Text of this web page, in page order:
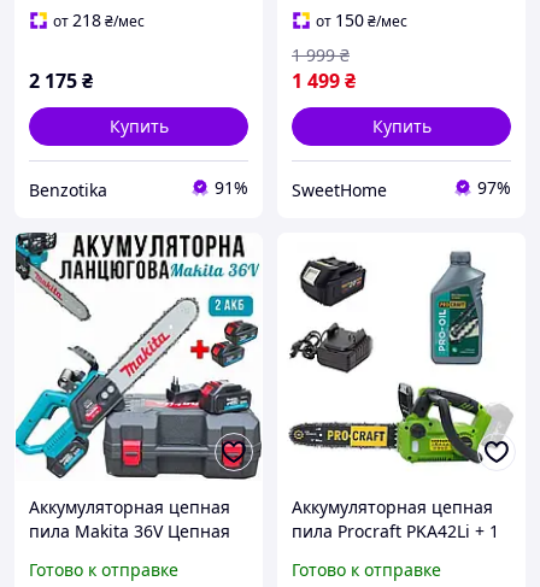
от218₴/мес
2 175₴
Купить
Benzotika 91%
от 150₴/мес
1 499₴
1 999 ₴
Купить
SweetHome 97%
Аккумуляторная цепная
пила Makita 36V Цепная
Электрическая пила по
Готово к отправке
Аккумуляторная цепная
пила Procraft PKA42Li + 1
Олива для ланцюга 1л
Готово к отправке